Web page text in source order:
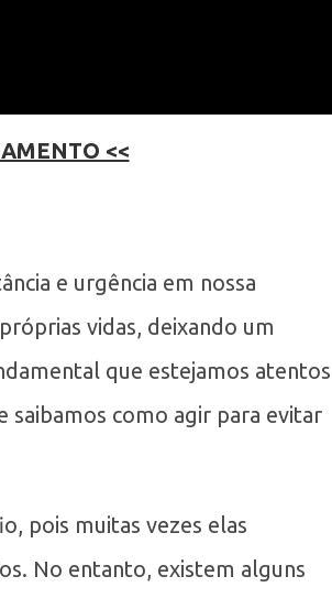
<<
e urgência em nossa
vidas, deixando um
que estejamos atentos
saibamos como agir para evitar
pois muitas vezes elas
No entanto, existem alguns